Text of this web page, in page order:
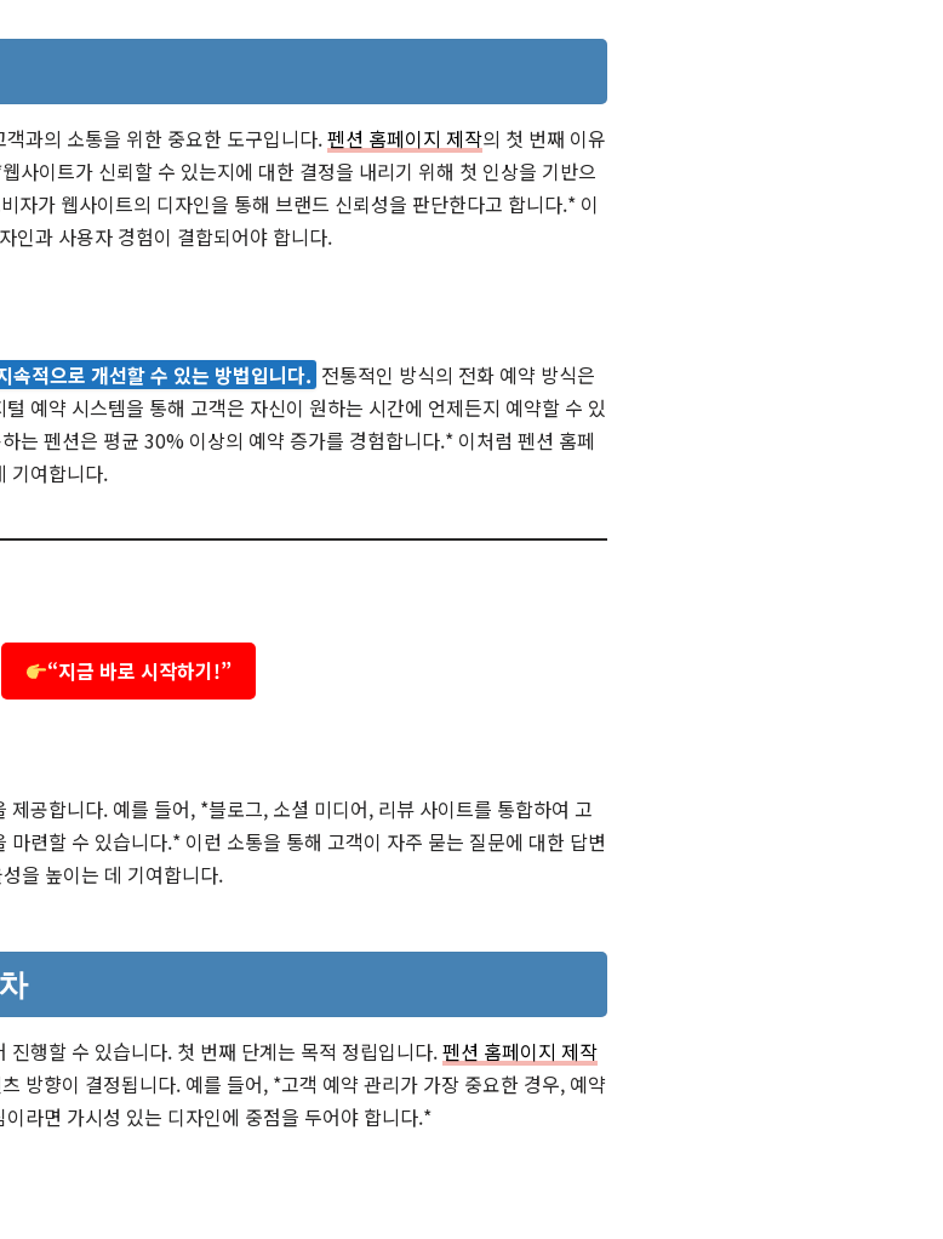
과의 소통을 위한 중요한 도구입니다.펜션 홈페이지 제작의 첫 번째 이유
사이트가 신뢰할 수 있는지에 대한 결정을 내리기 위해 첫 인상을 기반으
자가 웹사이트의 디자인을 통해 브랜드 신뢰성을 판단한다고 합니다.* 이
인과 사용자 경험이 결합되어야 합니다.
속적으로 개선할 수 있는 방법입니다. 전통적인 방식의 전화 예약 방식은
예약 시스템을 통해 고객은 자신이 원하는 시간에 언제든지 예약할 수 있
는 펜션은 평균 30% 이상의 예약 증가를 경험합니다.* 이처럼 펜션 홈페
기여합니다.
“지금 바로 시작하기!”
공합니다. 예를 들어, *블로그, 소셜 미디어, 리뷰 사이트를 통합하여 고
련할 수 있습니다.* 이런 소통을 통해 고객이 자주 묻는 질문에 대한 답변
을 높이는 데 기여합니다.
행할 수 있습니다. 첫 번째 단계는 목적 정립입니다.펜션 홈페이지 제작
방향이 결정됩니다. 예를 들어, *고객 예약 관리가 가장 중요한 경우, 예약
라면 가시성 있는 디자인에 중점을 두어야 합니다.*